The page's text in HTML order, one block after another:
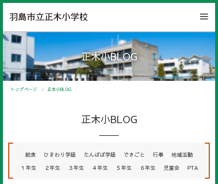
正木小BLOG
トップページ 正木小BLOG
正木小BLOG
給食 ひまわり学級 たんぽぽ学級 できごと 行事
地域活動
１年生
２年生 ３年生 ４年生 ５年生 ６年生 児童会 PTA